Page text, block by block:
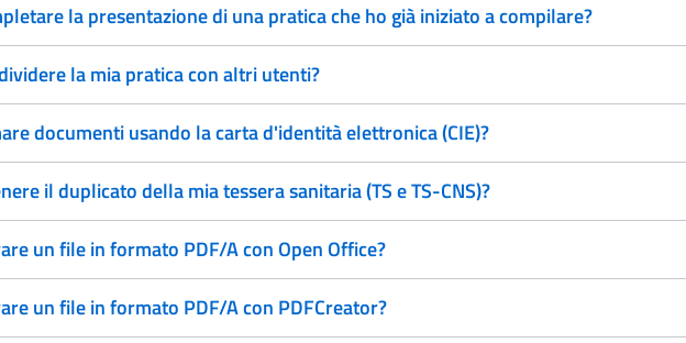
la presentazione di una pratica che ho già iniziato a compilare?
la mia pratica con altri utenti?
documenti usando la carta d'identità elettronica (CIE)?
il duplicato della mia tessera sanitaria (TS e TS-CNS)?
un file in formato PDF/A con Open Office?
un file in formato PDF/A con PDFCreator?